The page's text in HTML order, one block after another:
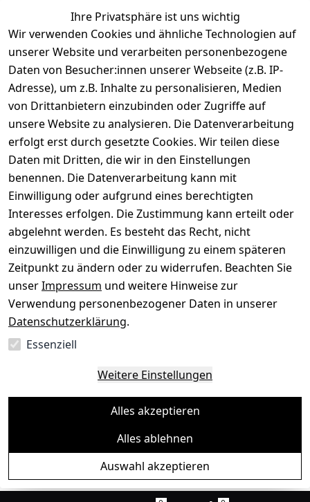
Ihre Privatsphäre ist uns wichtig
Wir verwenden Cookies und ähnliche Technologien auf
unserer Website und verarbeiten personenbezogene
Daten von Besucher:innen unserer Webseite (z.B. IP-
Adresse), um z.B. Inhalte zu personalisieren, Medien
von Drittanbietern einzubinden oder Zugriffe auf
unsere Website zu analysieren. Die Datenverarbeitung
erfolgt erst durch gesetzte Cookies. Wir teilen diese
Daten mit Dritten, die wir in den Einstellungen
benennen. Die Datenverarbeitung kann mit
Einwilligung oder aufgrund eines berechtigten
Interesses erfolgen. Die Zustimmung kann erteilt oder
abgelehnt werden. Es besteht das Recht, nicht
einzuwilligen und die Einwilligung zu einem späteren
Zeitpunkt zu ändern oder zu widerrufen. Beachten Sie
unserImpressum und weitere Hinweise zur
Verwendung personenbezogener Daten in unserer
Datenschutzerklärung.
Essenziell
Weitere Einstellungen
Alles akzeptieren
Alles ablehnen
Auswahl akzeptieren
Batterieentsorgung
Gerät verkaufen
Dein altes Gerät ist bares Geld wert. Festpreis in
wenigen Minuten, kostenfrei einsenden, Auszahlung
aufs Konto.
Gerät verkaufen
Sichere Zahlungsarten
SEPA Bank
Sicherheit
Deine Daten. Sicher. Vertraulich.
Ein Baum pro Bestellung